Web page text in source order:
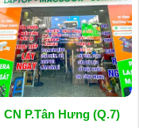
CN P.Tân Hưng (Q.7)